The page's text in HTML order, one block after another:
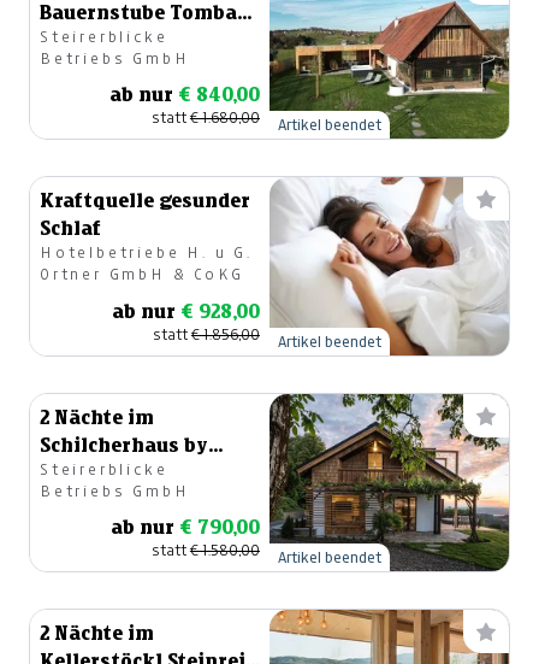
Bauernstube Tombach
by steiRerBLiCke
Steirerblicke
Betriebs GmbH
ab nur € 840,00
statt€ 1.680,00 Artikel beendet
Kraftquelle gesunder
Schlaf
Hotelbetriebe H. u G.
Ortner GmbH & CoKG
ab nur € 928,00
statt€ 1.856,00 Artikel beendet
2 Nächte im
Schilcherhaus by
steiRerBLiCke
Steirerblicke
Betriebs GmbH
ab nur € 790,00
statt€ 1.580,00 Artikel beendet
2 Nächte im